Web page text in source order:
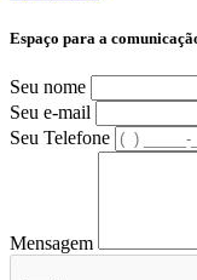
Espaço para a
Seu nome
Seu e-mail
Seu Telefone
Mensagem